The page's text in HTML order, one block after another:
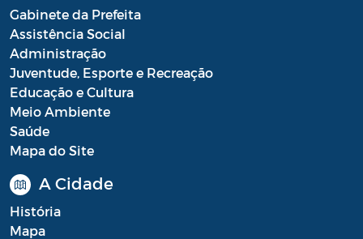
Gabinete da Prefeita
Assistência Social
Administração
Juventude, Esporte e Recreação
Educação e Cultura
Meio Ambiente
Saúde
Mapa do Site
A Cidade
História
Mapa